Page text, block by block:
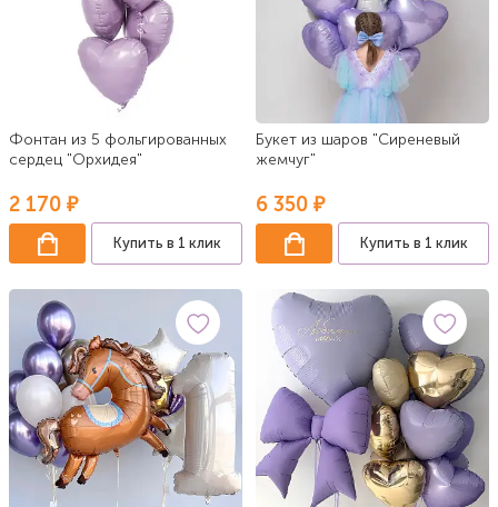
Фонтан из 5 фольгированных
сердец "Орхидея"
2 170 ₽
Купить в 1 клик
Букет из шаров "Сиреневый
жемчуг"
6 350 ₽
Купить в 1 клик